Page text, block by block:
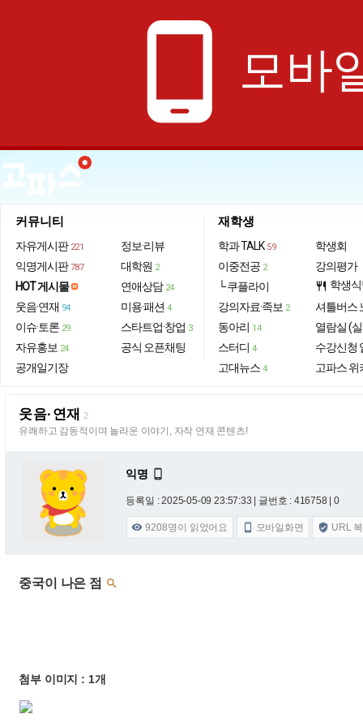
phone_android 모바
커뮤니티
자유게시판 221
익명게시판 787
HOT 게시물
웃음·연재 94
이슈·토론 29
자유홍보 24
공개일기장
정보·리뷰
대학원 2
연애상담 24
미용·패션 4
스타트업·창업 3
공식 오픈채팅
재학생
학과 TALK 59
이중전공 2
└ 쿠플라이
강의자료·족보 2
동아리 14
스터디 4
고대뉴스 4
학생회
강의평가
restaurant 학생
셔틀버스
열람실 (
수강신청
고파스 위
웃음·연재 2
유쾌하고 감동적이며 놀라운 이야기, 자작 연재 콘텐츠!
익명 
등록일 : 2025-05-09 23:57:33 | 글번호 : 416758 | 0
 9208명이 읽었어요  모바일화면  URL
중국이 나은 점 
첨부 이미지 : 1개